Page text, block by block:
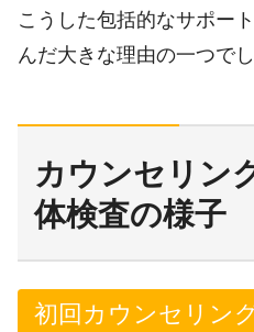
こうした包括的なサポー
んだ大きな理由の一つでし
カウンセリン
体検査の様子
初回カウンセリン